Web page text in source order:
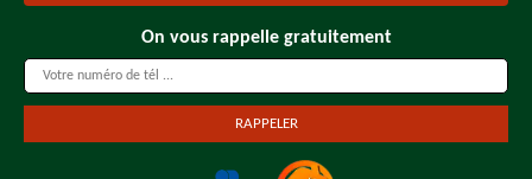
On vous rappelle gratuitement